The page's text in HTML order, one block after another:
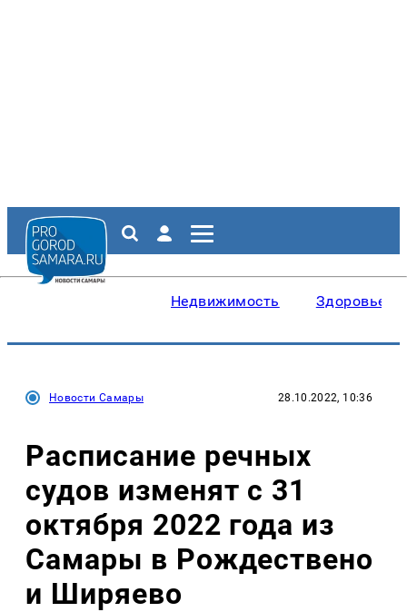
Недвижимость Здоровье
Новости Самары 28.10.2022, 10:36
Расписание речных
судов изменят с 31
октября 2022 года из
Самары в Рождествено
и Ширяево